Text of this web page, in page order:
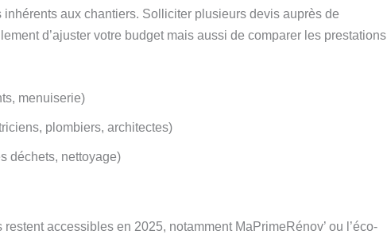
aux chantiers. Solliciter plusieurs devis auprès de
d’ajuster votre budget mais aussi de comparer les prestations
menuiserie)
plombiers, architectes)
déchets, nettoyage)
accessibles en 2025, notamment MaPrimeRénov’ ou l’éco-